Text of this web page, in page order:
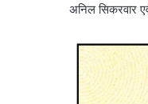
अनिल सिकरवार